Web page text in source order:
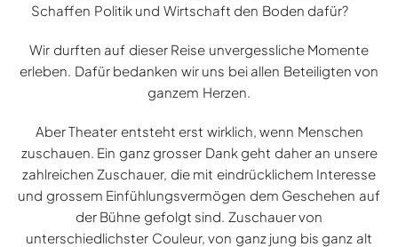
Schaffen Politik und Wirtschaft den Boden dafür?
Wir durften auf dieser Reise unvergessliche Momente
erleben. Dafür bedanken wir uns bei allen Beteiligten von
ganzem Herzen.
Aber Theater entsteht erst wirklich, wenn Menschen
zuschauen. Ein ganz grosser Dank geht daher an unsere
zahlreichen Zuschauer, die mit eindrücklichem Interesse
und grossem Einfühlungsvermögen dem Geschehen auf
der Bühne gefolgt sind. Zuschauer von
unterschiedlichster Couleur, von ganz jung bis ganz alt